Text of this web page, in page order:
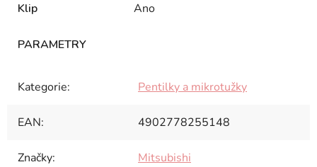
Klip
Ano
Kategorie: Pentilky a mikrotužky
EAN: 4902778255148
Značky: Mitsubishi